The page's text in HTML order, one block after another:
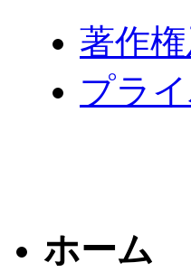
著作
プラ
ホーム